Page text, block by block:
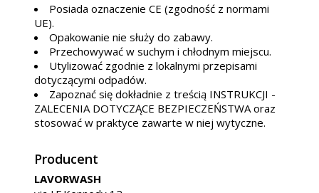
Posiada oznaczenie CE (zgodność z normami
UE).
Opakowanie nie służy do zabawy.
Przechowywać w suchym i chłodnym miejscu.
Utylizować zgodnie z lokalnymi przepisami
dotyczącymi odpadów.
Zapoznać się dokładnie z treścią INSTRUKCJI -
ZALECENIA DOTYCZĄCE BEZPIECZEŃSTWA oraz
stosować w praktyce zawarte w niej wytyczne.
Producent
LAVORWASH